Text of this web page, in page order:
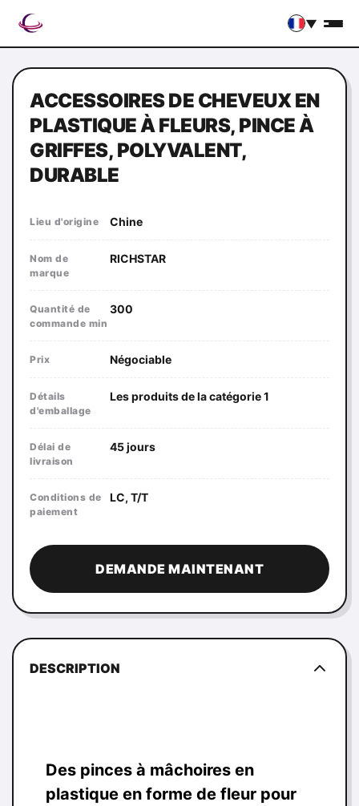
▼
ACCESSOIRES DE CHEVEUX EN
PLASTIQUE À FLEURS, PINCE À
GRIFFES, POLYVALENT,
DURABLE
Lieu d'origine Chine
Nom de
marque
RICHSTAR
Quantité de
commande min
300
Prix Négociable
Détails
d'emballage
Les produits de la catégorie 1
Délai de
livraison
45 jours
Conditions de
paiement
LC, T/T
DEMANDE MAINTENANT
DESCRIPTION
Des pinces à mâchoires en
plastique en forme de fleur pour